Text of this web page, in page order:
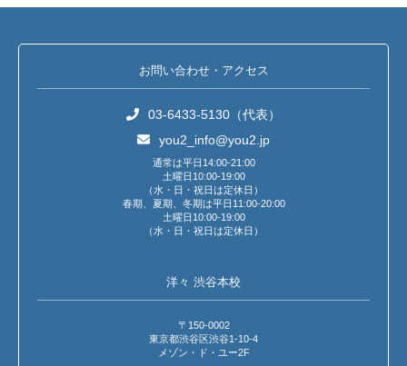
お問い合わせ・アクセス
03-6433-5130（代表）
you2_info@you2.jp
通常は平日14:00-21:00
土曜日10:00-19:00
（水・日・祝日は定休日）
春期、夏期、冬期は平日11:00-20:00
土曜日10:00-19:00
（水・日・祝日は定休日）
洋々 渋谷本校
〒150-0002
東京都渋谷区渋谷1-10-4
メゾン・ド・ユー2F